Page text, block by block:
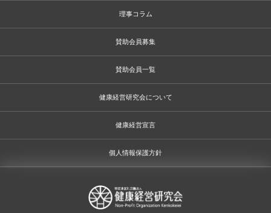
理事コラム
賛助会員募集
賛助会員一覧
健康経営研究会について
健康経営宣言
個人情報保護方針